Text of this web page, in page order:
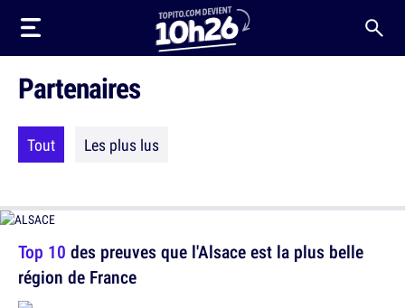
Partenaires
Tout Les plus lus
Top 10 des preuves que l'Alsace est la plus belle
région de France